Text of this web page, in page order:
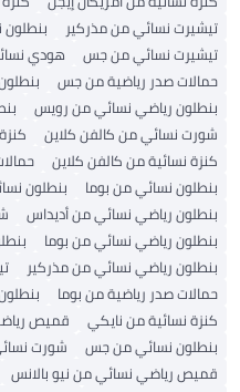
تيشيرت نسائي من مذركير
تيشيرت نسائي من جس
هودي
حمالات صدر رياضية من جس
بنطلون رياضي نسائي من رويس
شورت نسائي من كالفن كلاين
كنزة نسائية من كالفن كلاين
بنطلون نسائي من بوما
بنطلون
بنطلون رياضي نسائي من أديداس
بنطلون رياضي نسائي من بوما
بنطلون رياضي نسائي من مذركير
حمالات صدر رياضية من بوما
كنزة نسائية من نايكي
قميص
بنطلون نسائي من جس
شورت
قميص رياضي نسائي من نيو بالانس